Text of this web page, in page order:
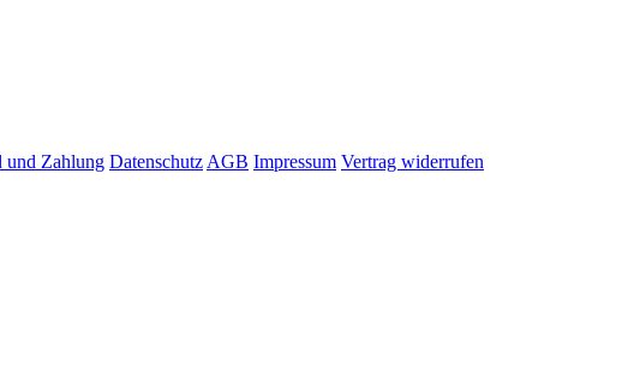
und Zahlung DatenschutzAGB Impressum Vertrag widerrufen